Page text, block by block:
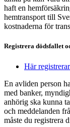
haft en
hemtransport till
kostnaderna för
Registrera dödsfallet
Här
En avliden person
med banker,
anhörig ska kunna
och meddelanden
måste du registrera